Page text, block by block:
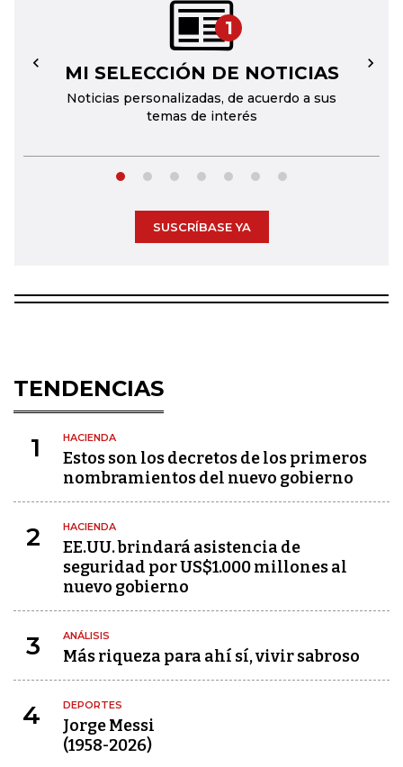
1
MI SELECCIÓN DE NOTICIAS
Noticias personalizadas, de acuerdo a sus
temas de interés
← →
SUSCRÍBASE YA
TENDENCIAS
1 HACIENDA
Estos son los decretos de los primeros
nombramientos del nuevo gobierno
2 HACIENDA
EE.UU. brindará asistencia de
seguridad por US$1.000 millones al
nuevo gobierno
3 ANÁLISIS
Más riqueza para ahí sí, vivir sabroso
4 DEPORTES
Jorge Messi
(1958-2026)